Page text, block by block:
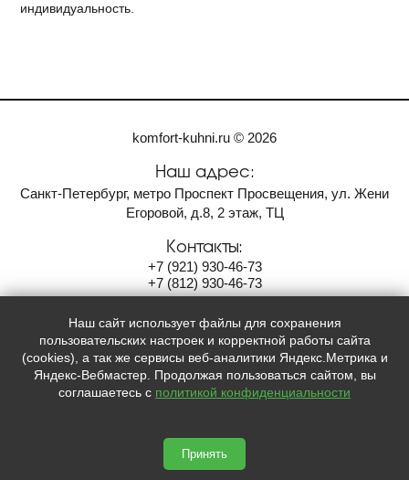
индивидуальность.
komfort-kuhni.ru © 2026
Наш адрес:
Санкт-Петербург, метро Проспект Просвещения, ул. Жени
Егоровой, д.8, 2 этаж, ТЦ
Контакты:
+7 (921) 930-46-73
+7 (812) 930-46-73
Мы в социальных сетях:
 
сертификату качества Placemark
Наш сайт использует файлы для сохранения
пользовательских настроек и корректной работы сайта
(cookies), а так же сервисы веб-аналитики Яндекс.Метрика и
Яндекс-Вебмастер. Продолжая пользоваться сайтом, вы
соглашаетесь с политикой конфиденциальности
Принять